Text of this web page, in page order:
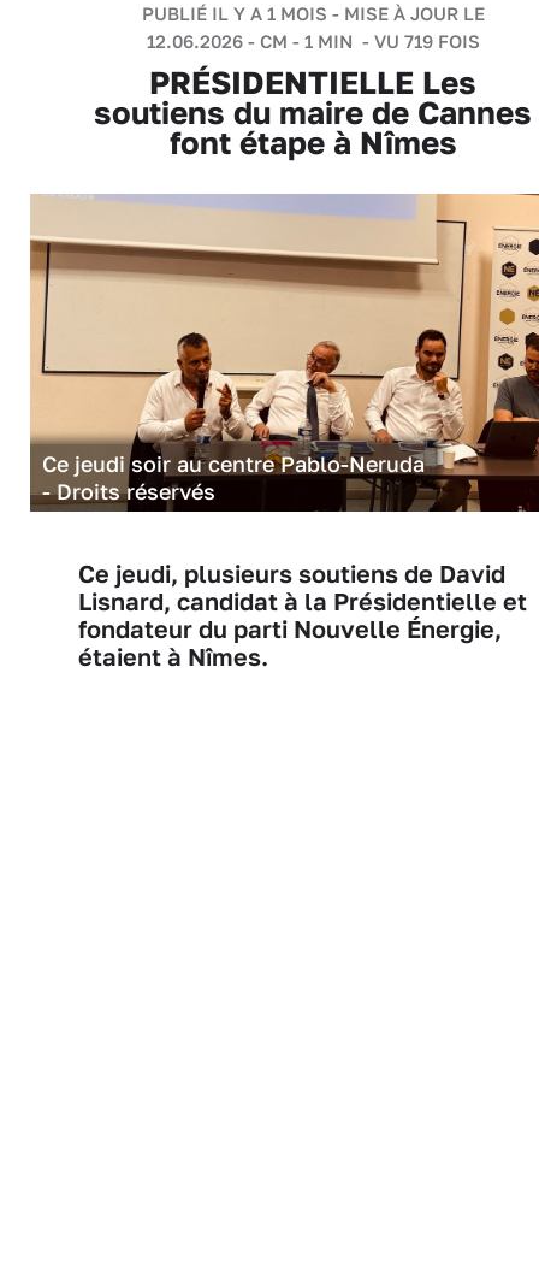
PUBLIÉ IL Y A 1 MOIS - MISE À JOUR LE
12.06.2026 - CM - 1 MIN - VU 719 FOIS
PRÉSIDENTIELLE Les
soutiens du maire de Cannes
font étape à Nîmes
Ce jeudi soir au centre Pablo-Neruda
- Droits réservés
Ce jeudi, plusieurs soutiens de David
Lisnard, candidat à la Présidentielle et
fondateur du parti Nouvelle Énergie,
étaient à Nîmes.